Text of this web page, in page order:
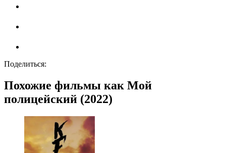
Поделиться:
Похожие фильмы как Мой
полицейский (2022)